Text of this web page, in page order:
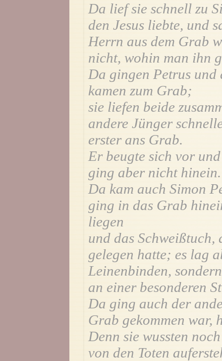
Da lief sie schnell zu
den Jesus liebte, und
Herrn aus dem Grab
nicht, wohin man ihn
Da gingen Petrus
kamen zum Grab;
sie liefen beide
andere Jünger
erster ans Grab.
Er beugte sich vor
ging aber nicht hinein.
Da kam auch Simon
ging in das Grab
liegen
und das Schweißtuch,
gelegen hatte; es lag
Leinenbinden,
an einer besonderen
Da ging auch der
Grab gekommen war,
Denn sie wussten
von den Toten